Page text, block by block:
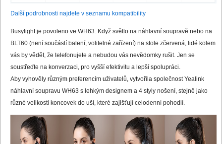
Další podrobnosti najdete v seznamu kompatibility
Busylight je povoleno ve WH63. Když světlo na náhlavní soupravě nebo na
BLT60 (není součástí balení, volitelné zařízení) na stole zčervená, lidé kolem
vás by vědět, že telefonujete a nebudou vás nevědomky rušit. Jen se
soustřeďte na konverzaci, pro vyšší efektivitu a lepší spolupráci.
Aby vyhověly různým preferencím uživatelů, vytvořila společnost Yealink
náhlavní soupravu WH63 s lehkým designem a 4 styly nošení, stejně jako
různé velikosti koncovek do uší, které zajišťují celodenní pohodlí.